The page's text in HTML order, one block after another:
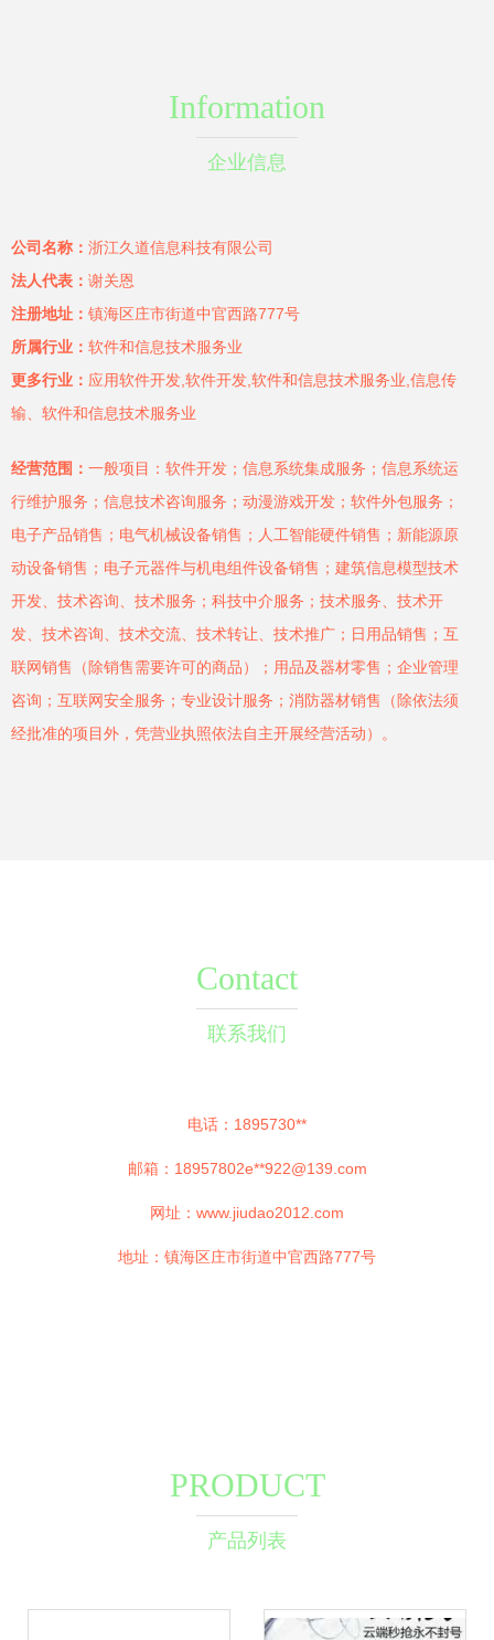
Information
企业信息
公司名称： 浙江久道信息科技有限公司
法人代表： 谢关恩
注册地址： 镇海区庄市街道中官西路777号
所属行业： 软件和信息技术服务业
更多行业： 应用软件开发,软件开发,软件和信息技术服务业,信息传
输、软件和信息技术服务业
经营范围： 一般项目：软件开发；信息系统集成服务；信息系统运
行维护服务；信息技术咨询服务；动漫游戏开发；软件外包服务；
电子产品销售；电气机械设备销售；人工智能硬件销售；新能源原
动设备销售；电子元器件与机电组件设备销售；建筑信息模型技术
开发、技术咨询、技术服务；科技中介服务；技术服务、技术开
发、技术咨询、技术交流、技术转让、技术推广；日用品销售；互
联网销售（除销售需要许可的商品）；用品及器材零售；企业管理
咨询；互联网安全服务；专业设计服务；消防器材销售（除依法须
经批准的项目外，凭营业执照依法自主开展经营活动）。
Contact
联系我们
电话：1895730**
邮箱：18957802e**922@139.com
网址： www.jiudao2012.com
地址：镇海区庄市街道中官西路777号
PRODUCT
产品列表